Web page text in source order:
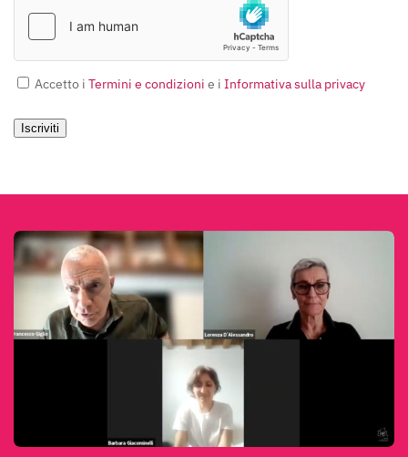
Accetto i Termini e condizioni e i Informativa sulla privacy
Iscriviti